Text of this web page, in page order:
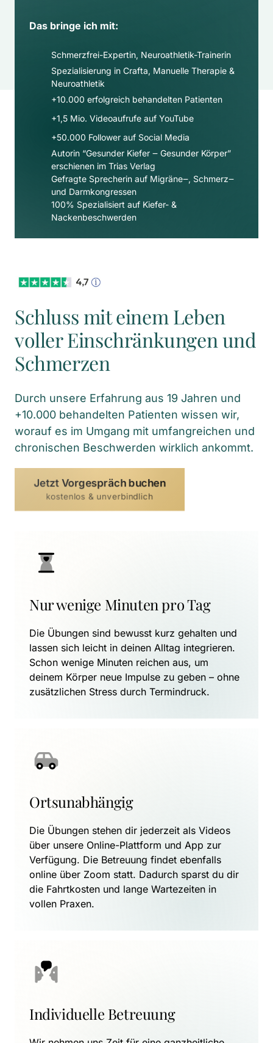
Das bringe ich mit:
Schmerzfrei-Expertin, Neuroathletik-Trainerin
Spezialisierung in Crafta, Manuelle Therapie &
Neuroathletik
+10.000 erfolgreich behandelten Patienten
+1,5 Mio. Videoaufrufe auf YouTube
+50.000 Follower auf Social Media​
Autorin “Gesunder Kiefer ‒ Gesunder Körper”
erschienen im Trias Verlag
Gefragte Sprecherin auf Migräne‒, Schmerz‒
und Darmkongressen
100% Spezialisiert auf Kiefer- &
Nackenbeschwerden
Schluss mit einem Leben
voller Einschränkungen und
Schmerzen
Durch unsere Erfahrung aus 19 Jahren und
+10.000 behandelten Patienten wissen wir,
worauf es im Umgang mit umfangreichen und
chronischen Beschwerden wirklich ankommt.
Jetzt Vorgespräch buchen
kostenlos & unverbindlich
Nur wenige Minuten pro Tag
Die Übungen sind bewusst kurz gehalten und
lassen sich leicht in deinen Alltag integrieren.
Schon wenige Minuten reichen aus, um
deinem Körper neue Impulse zu geben – ohne
zusätzlichen Stress durch Termindruck.
Ortsunabhängig
Die Übungen stehen dir jederzeit als Videos
über unsere Online-Plattform und App zur
Verfügung. Die Betreuung findet ebenfalls
online über Zoom statt. Dadurch sparst du dir
die Fahrtkosten und lange Wartezeiten in
vollen Praxen.
Individuelle Betreuung